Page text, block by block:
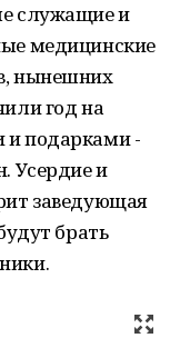
служащие и
медицинские
нынешних
год на
и подарками -
Усердие и
заведующая
брать